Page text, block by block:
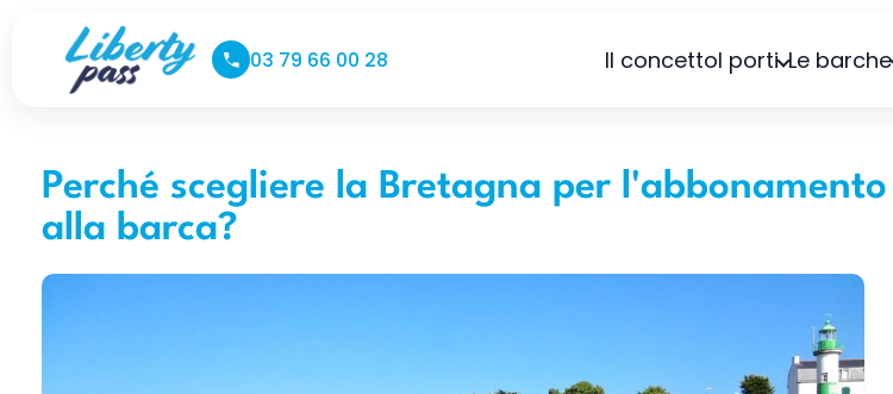
03 79 66 00 28 Il concettoI porti Le barche
Perché scegliere la Bretagna per l'abbonamento
alla barca?